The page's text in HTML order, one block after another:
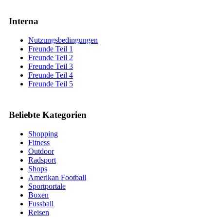
Beliebte Kategorien
Shopping
Fitness
Outdoor
Radsport
Shops
Amerikan Football
Sportportale
Boxen
Fussball
Reisen
Interna
Nutzungsbedingungen
Freunde Teil 1
Freunde Teil 2
Freunde Teil 3
Freunde Teil 4
Freunde Teil 5